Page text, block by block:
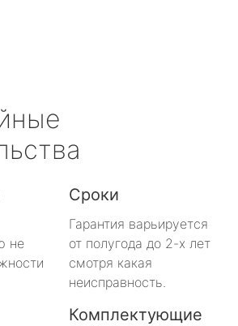
не
Сроки
Гарантия варьируется
от полугода до 2-х лет
смотря какая
неисправность.
Комплектующие